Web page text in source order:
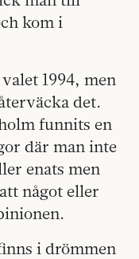
kom i
1994, men
det.
funnits en
där man inte
enats men
något eller
i drömmen